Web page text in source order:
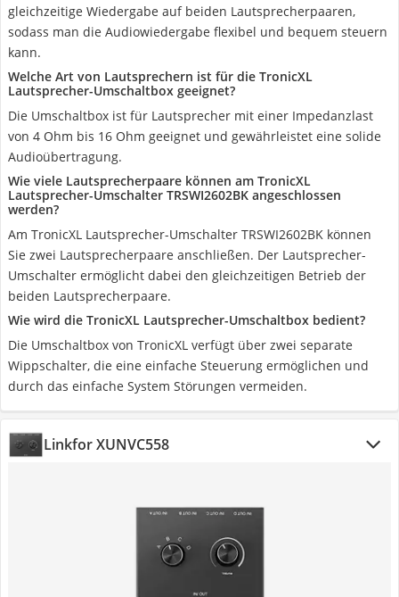
gleichzeitige Wiedergabe auf beiden Lautsprecherpaaren,
sodass man die Audiowiedergabe flexibel und bequem steuern
kann.
Welche Art von Lautsprechern ist für die TronicXL
Lautsprecher-Umschaltbox geeignet?
Die Umschaltbox ist für Lautsprecher mit einer Impedanzlast
von 4 Ohm bis 16 Ohm geeignet und gewährleistet eine solide
Audioübertragung.
Wie viele Lautsprecherpaare können am TronicXL
Lautsprecher-Umschalter TRSWI2602BK angeschlossen
werden?
Am TronicXL Lautsprecher-Umschalter TRSWI2602BK können
Sie zwei Lautsprecherpaare anschließen. Der Lautsprecher-
Umschalter ermöglicht dabei den gleichzeitigen Betrieb der
beiden Lautsprecherpaare.
Wie wird die TronicXL Lautsprecher-Umschaltbox bedient?
Die Umschaltbox von TronicXL verfügt über zwei separate
Wippschalter, die eine einfache Steuerung ermöglichen und
durch das einfache System Störungen vermeiden.
Linkfor XUNVC558